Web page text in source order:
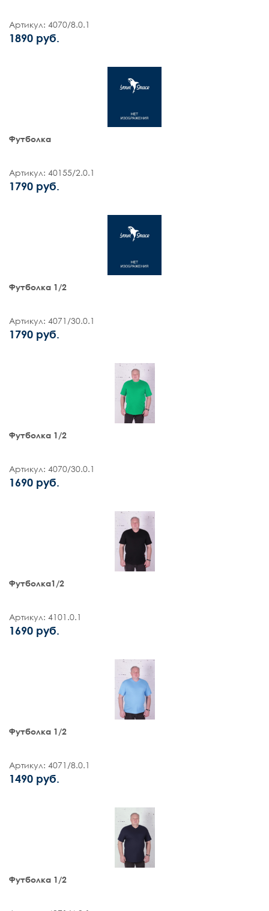
Артикул: 4070/8.0.1
1890 руб.
Футболка
Артикул: 40155/2.0.1
1790 руб.
Футболка 1/2
Артикул: 4071/30.0.1
1790 руб.
Футболка 1/2
Артикул: 4070/30.0.1
1690 руб.
Футболка1/2
Артикул: 4101.0.1
1690 руб.
Футболка 1/2
Артикул: 4071/8.0.1
1490 руб.
Футболка 1/2